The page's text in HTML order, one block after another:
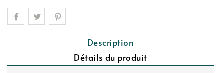
Description
Détails du produit